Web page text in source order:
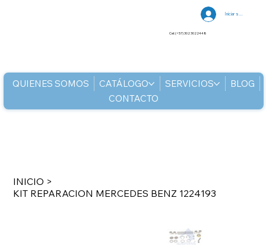
QUIENES SOMOS CATÁLOGO SERVICIOS
BLOG
CONTACTO
Iniciar sesión
Cel: (+57) 302 3022448
INICIO >
KIT REPARACION MERCEDES BENZ 1224193